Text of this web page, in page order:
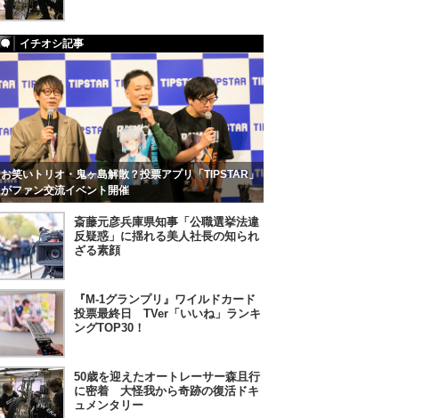
イチオシ記事
お笑いトリオ・鬼ヶ島解散？投票アプリ「TIPSTAR」
がファン交流イベント開催
斎藤元彦兵庫県知事「公職選挙法違
反疑惑」に揺れる美人社長の知られ
ざる素顔
『M-1グランプリ』ワイルドカード
投票最終日 TVer「いいね」ランキ
ングTOP30！
50歳を迎えたオートレーサー森且行
に密着 大怪我から奇跡の復活ドキ
ュメンタリー